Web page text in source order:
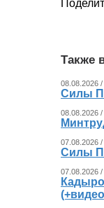
Также
08.08.2026 /
Силы
08.08.2026
07.08.2026
Силы
07.08.2026